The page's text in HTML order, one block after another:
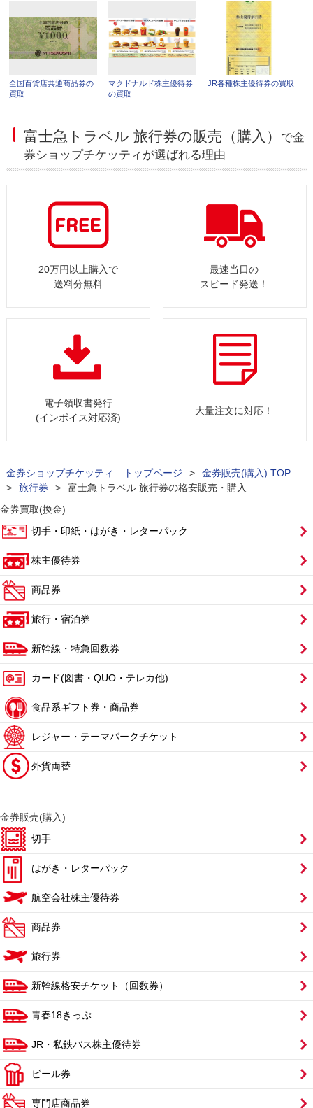
全国百貨店共通商品券の
買取
マクドナルド株主優待券
の買取
JR各種株主優待券の買取
富士急トラベル 旅行券の販売（購入）
で金
券ショップチケッティが選ばれる理由
20万円以上購入で
送料分無料
最速当日の
スピード発送！
電子領収書発行
(インボイス対応済)
大量注文に対応！
金券ショップチケッティ トップページ >
金券販売(購入) TOP
>
旅行券 >
富士急トラベル 旅行券の格安販売・購入
金券買取(換金)
切手・印紙・はがき・レターパック
株主優待券
商品券
旅行・宿泊券
新幹線・特急回数券
カード(図書・QUO・テレカ他)
食品系ギフト券・商品券
レジャー・テーマパークチケット
外貨両替
金券販売(購入)
切手
はがき・レターパック
航空会社株主優待券
商品券
旅行券
新幹線格安チケット（回数券）
青春18きっぷ
JR・私鉄バス株主優待券
ビール券
専門店商品券